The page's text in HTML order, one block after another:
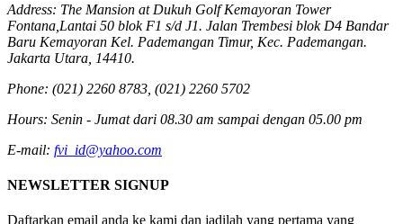
Address: The Mansion at Dukuh Golf Kemayoran Tower
Fontana,Lantai 50 blok F1 s/d J1. Jalan Trembesi blok D4 Bandar
Baru Kemayoran Kel. Pademangan Timur, Kec. Pademangan.
Jakarta Utara, 14410.
Phone: (021) 2260 8783, (021) 2260 5702
Hours: Senin - Jumat dari 08.30 am sampai dengan 05.00 pm
E-mail: fvi_id@yahoo.com
NEWSLETTER SIGNUP
Daftarkan email anda ke kami dan jadilah yang pertama yang